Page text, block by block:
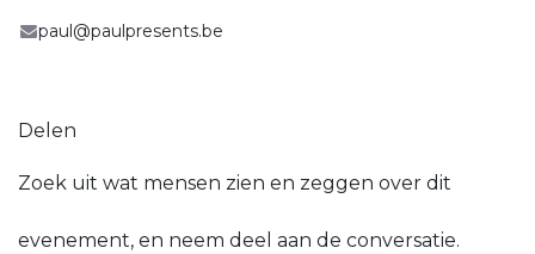
paul@paulpresents.be
Delen
Zoek uit wat mensen zien en zeggen over dit
evenement, en neem deel aan de conversatie.